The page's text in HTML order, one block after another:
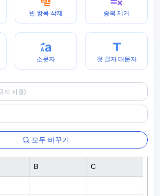
빈 항목 삭제 중복 제거
소문자 첫 글자 대문자
모두 바꾸기
B C